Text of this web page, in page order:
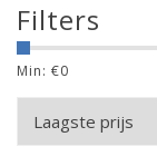
Filters
Min: €0